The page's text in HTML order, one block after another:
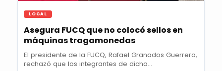
LOCAL
Asegura FUCQ que no colocó sellos en
máquinas tragamonedas
El presidente de la FUCQ, Rafael Granados Guerrero,
rechazó que los integrantes de dicha...